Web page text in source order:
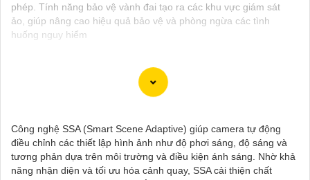
phép. Tính năng bảo vệ vành đai tạo ra các khu vực giám sát
ảo, giúp nâng cao hiệu quả bảo vệ và phòng ngừa các tình
huống nguy hiểm
với mức giá rất hấp dẫn. Với thiết kế hiện đại, dễ dàng lắp đặt và
kết nối thông minh qua Wifi, Camera Wifi Ezviz sẽ giúp bạn giám
sát ngôi nhà hoặc văn phòng mọi lúc mọi nơi chỉ bằng một chiếc
điện thoại thông minh.
Công nghệ SSA (Smart Scene Adaptive) giúp camera tự động
điều chỉnh các thiết lập hình ảnh như độ phơi sáng, độ sáng và
tương phản dựa trên môi trường và điều kiện ánh sáng. Nhờ khả
năng nhận diện và tối ưu hóa cảnh quay, SSA cải thiện chất